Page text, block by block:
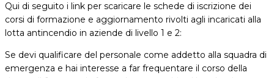
Qui di seguito i link per scaricare le schede di iscrizione dei
corsi di formazione e aggiornamento rivolti agli incaricati alla
lotta antincendio in aziende di livello 1 e 2:
Se devi qualificare del personale come addetto alla squadra di
emergenza e hai interesse a far frequentare il corso della